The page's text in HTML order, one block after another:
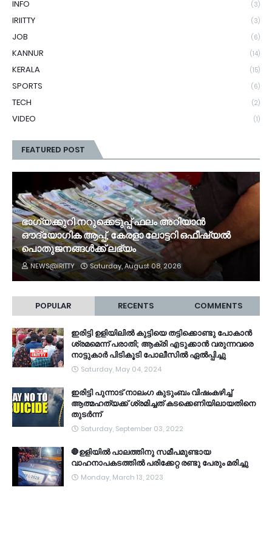
INFO (3)
IRIITTY (3)
JOB (6)
KANNUR (14)
KERALA (15)
SPORTS (6)
TECH (2)
VIDEO (1)
FEATURED POST
ഭാഗ്യക്കുറി നറുക്കെടുപ്പ് ഫലം അറിയാൻ
ഔദ്യോഗിക ആപ്പ്, കേരളാ ലോട്ടറി ഒഫീഷ്യൽ
പൊതുജനങ്ങൾക്ക് ലഭ്യം
NEWS@IRITTY Saturday, August 08, 2026
POPULAR RECENTS COMMENTS
ഇരിട്ടി ഉളിയിലിൽ കുട്ടിയെ തട്ടിക്കൊണ്ടു പോകാൻ
ശ്രമമെന്ന് പരാതി; ആക്രി എടുക്കാൻ വരുന്നവരെ
നാട്ടുകാർ പിടികൂടി പോലീസിൽ ഏൽപ്പിച്ചു
Saturday, May 04, 2024
ഇരിട്ടി പുന്നാട് നാലംഗ കുടുംബം വിഷംകഴിച്ച്‌
ആത്മഹത്യക്ക് ശ്രമിച്ചത് കടക്കെണിയിലായതിനെ
തുടർന്ന്
Saturday, September 03, 2022
🛑ഉളിയിൽ പാലത്തിനു സമീപമുണ്ടായ
വാഹനാപകടത്തിൽ പരിക്കേറ്റ രണ്ടു പേരും മരിച്ചു
Monday, March 13, 2023